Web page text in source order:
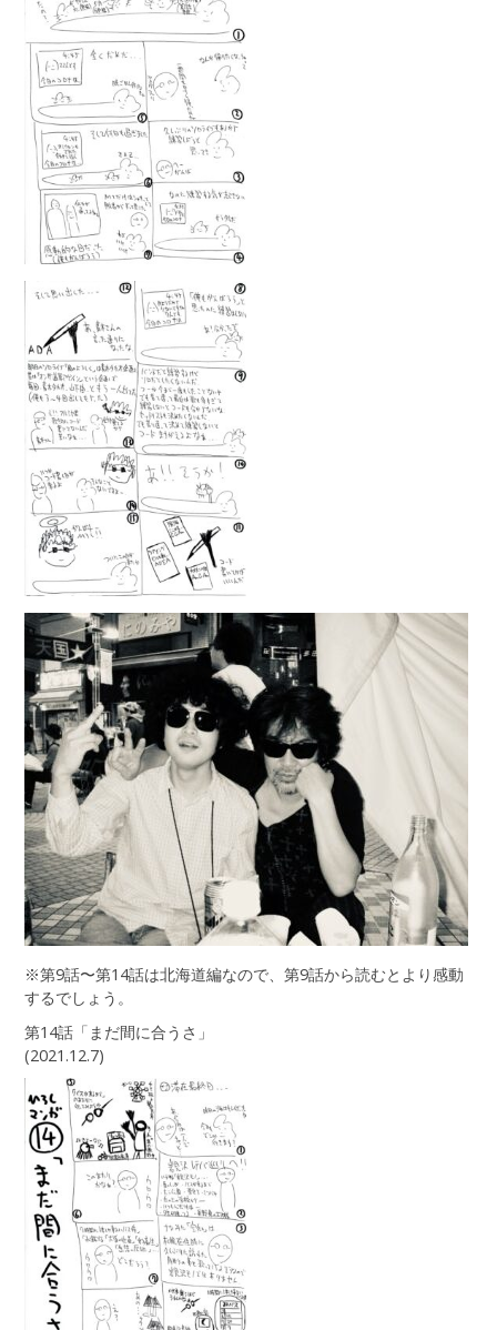
※第9話〜第14話は北海道編なので、第9話から読むとより感動
するでしょう。
第14話「まだ間に合うさ」
(2021.12.7)